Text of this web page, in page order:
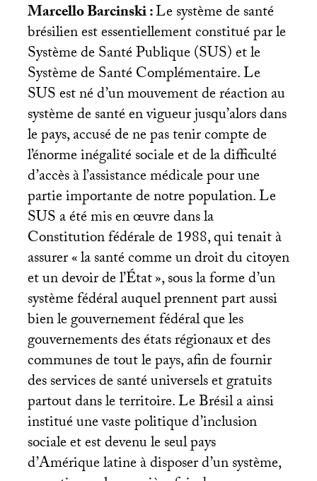
Marcello Barcinski :Le système de santé
brésilien est essentiellement constitué par le
Système de Santé Publique (SUS) et le
Système de Santé Complémentaire. Le
SUSest né d’un mouvement de réaction au
système de santé en vigueur jusqu’alors dans
le pays, accusé de ne pas tenir compte de
l’énorme inégalité sociale et de la difficulté
d’accès à l’assistance médicale pour une
partie importante de notre population. Le
SUSa été mis en œuvre dans la
Constitution fédérale de 1988, qui tenait à
assurer «la santé comme un droit du citoyen
et un devoir de l’État», sous la forme d’un
système fédéral auquel prennent part aussi
bien le gouvernement fédéral que les
gouvernements des états régionaux et des
communes de tout le pays, afin de fournir
des services de santé universels et gratuits
partout dans le territoire. Le Brésil a ainsi
institué une vaste politique d’inclusion
sociale et est devenu le seul pays
d’Amérique latine à disposer d’un système,